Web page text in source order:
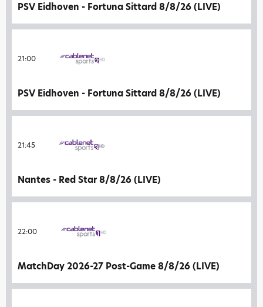
PSV Eidhoven - Fortuna Sittard 8/8/26 (LIVE)
21:00
PSV Eidhoven - Fortuna Sittard 8/8/26 (LIVE)
21:45
Nantes - Red Star 8/8/26 (LIVE)
22:00
MatchDay 2026-27 Post-Game 8/8/26 (LIVE)